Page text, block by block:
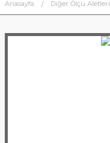
Anasayfa Diğer Ölçü Aletleri